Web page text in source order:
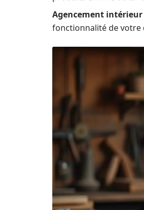
Agencement intérieur
fonctionnalité de votre